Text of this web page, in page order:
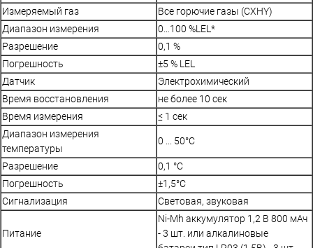
Измеряемый газ
Все горючие газы (CХHY)
Диапазон измерения
0…100 %LEL*
Разрешение
0,1 %
Погрешность
±5 % LEL
Датчик
Электрохимический
Время восстановления
не более 10 сек
Время измерения
≤ 1 сек
Диапазон измерения
температуры
0 ... 50°С
Разрешение
0,1 °С
Погрешность
±1,5°С
Сигнализация
Световая, звуковая
Питание
Ni-Mh аккумулятор 1,2 В 800 мАч
- 3 шт. или алкалиновые